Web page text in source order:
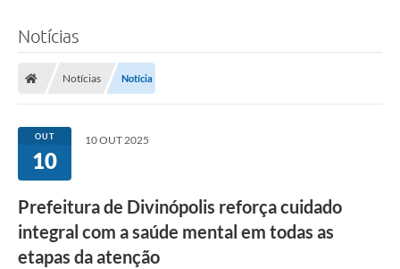
Notícias
Notícias Notícia
OUT
10
10 OUT 2025
Prefeitura de Divinópolis reforça cuidado
integral com a saúde mental em todas as
etapas da atenção